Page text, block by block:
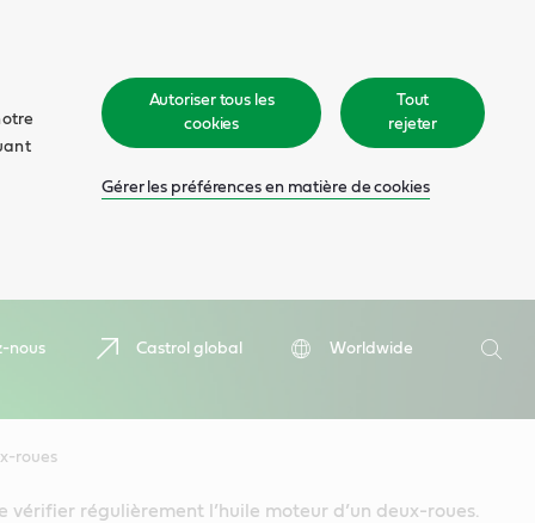
Autoriser tous les
cookies
Tout
rejeter
Gérer les préférences en matière de cookies
nous Castrol global
Worldwide
roues
vérifier régulièrement l’huile moteur d’un deux-roues.